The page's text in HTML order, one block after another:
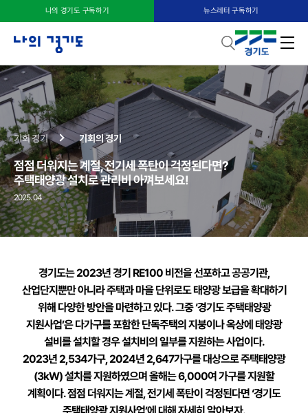
나의 경기도 구독하기 뉴스레터 구독하기
기회 경기 기회의 경기
점점 더워지는 계절, 전기세 폭탄이 걱정된다면?
주택태양광 설치로 관리비 아껴보세요!
2025. 04
경기도는 2023년 경기 RE100 비전을 선포하고 공공기관,
산업단지뿐만 아니라 주택과 마을 단위로도 태양광 보급을 확대하기
위해 다양한 방안을 마련하고 있다. 그중 ‘경기도 주택태양광
지원사업’은 다가구를 포함한 단독주택의 지붕이나 옥상에 태양광
설비를 설치할 경우 설치비의 일부를 지원하는 사업이다.
2023년 2,534가구, 2024년 2,647가구를 대상으로 주택태양광
(3kW) 설치를 지원하였으며 올해는 6,000여 가구를 지원할
계획이다. 점점 더워지는 계절, 전기세 폭탄이 걱정된다면 ‘경기도